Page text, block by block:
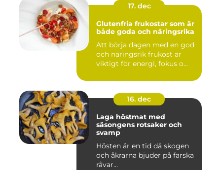
17. dec
Glutenfria frukostar som är
både goda och näringsrika
Att börja dagen med en god
och näringsrik frukost är
viktigt för energi, fokus o...
16. dec
Laga höstmat med
säsongens rotsaker och
svamp
Hösten är en tid då skogen
och åkrarna bjuder på färska
råvar...